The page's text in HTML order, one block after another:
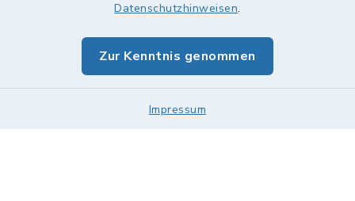
Datenschutzhinweisen.
Zur Kenntnis genommen
Impressum
Impressum
Sitemap